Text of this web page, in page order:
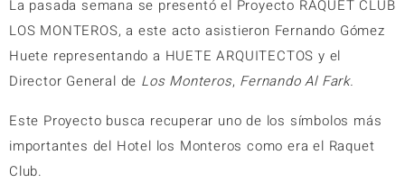
La pasada semana se presentó el Proyecto RAQUET CLUB
LOS MONTEROS, a este acto asistieron Fernando Gómez
Huete representando a HUETE ARQUITECTOS y el
Director General de Los Monteros, Fernando Al Fark.
Este Proyecto busca recuperar uno de los símbolos más
importantes del Hotel los Monteros como era el Raquet
Club.